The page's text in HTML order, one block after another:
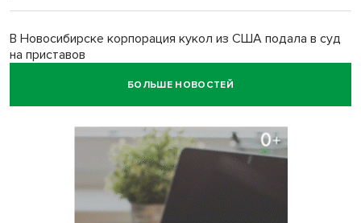
В Новосибирске корпорация кукол из США подала в суд
на приставов
В Новосибирске минздрав объявил бесплатную
В Новосибирске врачи прооперировали 25 тысяч
пациентов с катарактой
БОЛЬШЕ НОВОСТЕЙ